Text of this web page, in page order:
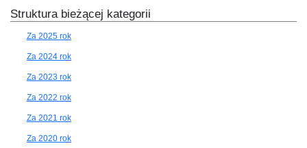
Struktura bieżącej kategorii
Za 2025 rok
Za 2024 rok
Za 2023 rok
Za 2022 rok
Za 2021 rok
Za 2020 rok